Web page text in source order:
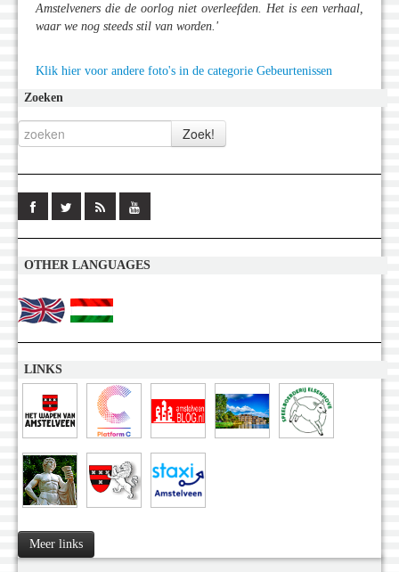
Amstelveners die de oorlog niet overleefden. Het is een verhaal,
waar we nog steeds stil van worden. '
Klik hier voor andere foto's in de categorie Gebeurtenissen
Zoeken
OTHER LANGUAGES
LINKS
Meer links